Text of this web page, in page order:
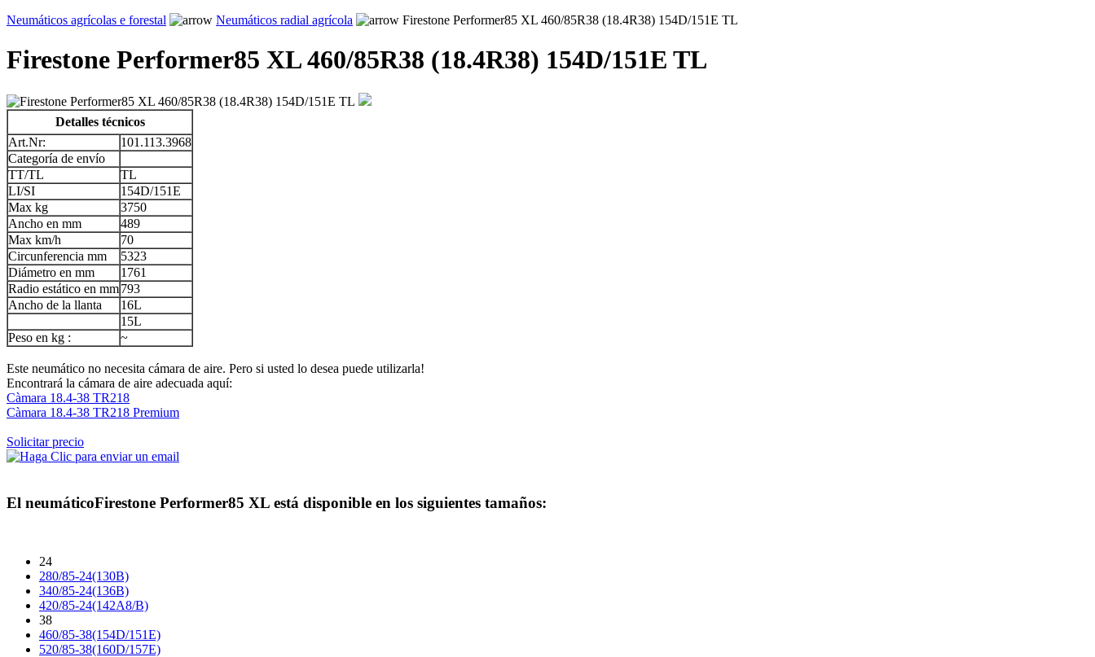
Neumáticos agrícolas e forestal
Neumáticos radial agrícola Firestone Performer85 XL 460/85R38 (18.4R38) 154D/151E TL
Firestone Performer85 XL 460/85R38 (18.4R38) 154D/151E TL
Detalles técnicos
Art.Nr:
101.113.3968
Categoría de envío
TT/TL
TL
LI/SI
154D/151E
Max kg
3750
Ancho en mm
489
Max km/h
70
Circunferencia mm
5323
Diámetro en mm
1761
Radio estático en mm793
Ancho de la llanta
16L
15L
Peso en kg :
~
Este neumático no necesita cámara de aire. Pero si usted lo desea puede utilizarla!
Encontrará la cámara de aire adecuada aquí:
Càmara 18.4-38 TR218
Càmara 18.4-38 TR218 Premium
Solicitar precio
El neumáticoFirestone Performer85 XL está disponible en los siguientes tamaños:
24
280/85-24(130B)
340/85-24(136B)
420/85-24(142A8/B)
38
460/85-38(154D/151E)
520/85-38(160D/157E)